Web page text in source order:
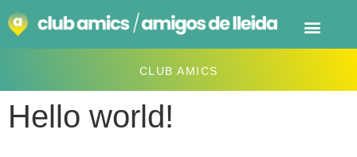
CLUB AMICS
Hello world!